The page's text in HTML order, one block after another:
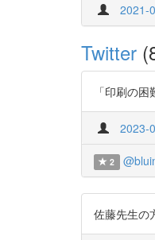
2021-
Twitter
「印刷の
2023-
2
佐藤先生の